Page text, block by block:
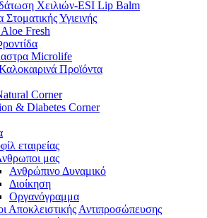
Χειλιών-ESI Lip Balm
Υγιεινής
Fresh
Microlife
Προϊόντα
Corner
& Diabetes Corner
εταιρείας
μας
Ανθρώπινο Δυναμικό
Διοίκηση
Οργανόγραμμα
Αποκλειστικής Αντιπροσώπευσης